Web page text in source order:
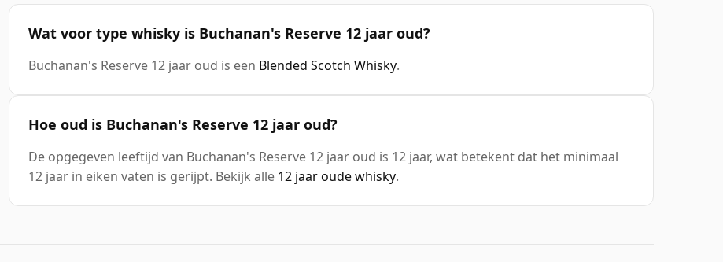
Wat voor type whisky is Buchanan's Reserve 12 jaar oud?
Buchanan's Reserve 12 jaar oud is een Blended Scotch Whisky.
Hoe oud is Buchanan's Reserve 12 jaar oud?
De opgegeven leeftijd van Buchanan's Reserve 12 jaar oud is 12 jaar, wat betekent dat het minimaal
12 jaar in eiken vaten is gerijpt. Bekijk alle 12 jaar oude whisky.